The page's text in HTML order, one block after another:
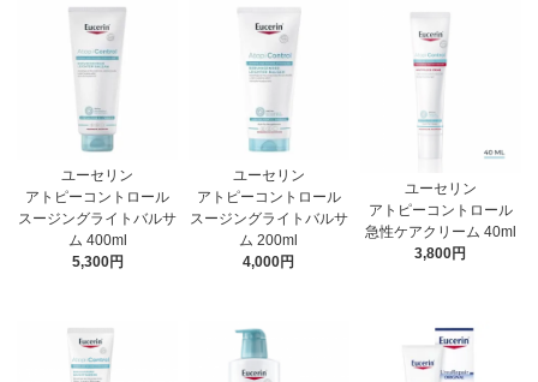
ユーセリン
アトピーコントロール
スージングライトバルサ
ム 400ml
5,300円
ユーセリン
アトピーコントロール
スージングライトバルサ
ム 200ml
4,000円
ユーセリン
アトピーコントロール
急性ケアクリーム 40ml
3,800円